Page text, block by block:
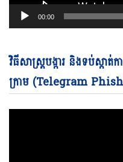
00:00
វិធីសាស្ត្របង្ការ និងទប់ស្កាត់
ក្រាម (Telegram